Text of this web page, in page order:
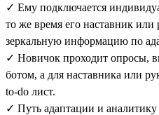
✓ Ему подключается
то же время его наставник или
зеркальную информацию по
✓ Новичок проходит опросы,
ботом, а для наставника или
to-do лист.
✓ Путь адаптации и